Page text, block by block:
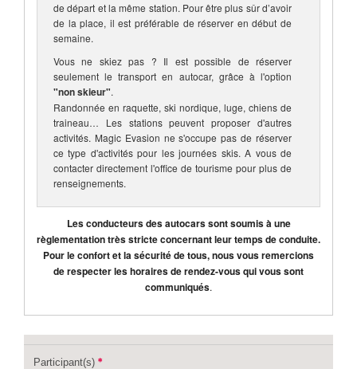
de départ et la même station. Pour être plus sûr d’avoir
de la place, il est préférable de réserver en début de
semaine.
Vous ne skiez pas ? Il est possible de réserver
seulement le transport en autocar, grâce à l'option
"non skieur".
Randonnée en raquette, ski nordique, luge, chiens de
traineau… Les stations peuvent proposer d'autres
activités. Magic Evasion ne s'occupe pas de réserver
ce type d'activités pour les journées skis. A vous de
contacter directement l'office de tourisme pour plus de
renseignements.
Les conducteurs des autocars sont soumis à une
règlementation très stricte concernant leur temps de conduite.
Pour le confort et la sécurité de tous, nous vous remercions
de respecter les horaires de rendez-vous qui vous sont
communiqués.
Participant(s)